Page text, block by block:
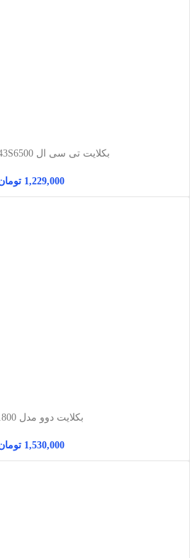
بکلایت تی سی ال 43D3000 , 43S6500
1,229,000
بکلایت دوو مدل 49H1800
1,530,000